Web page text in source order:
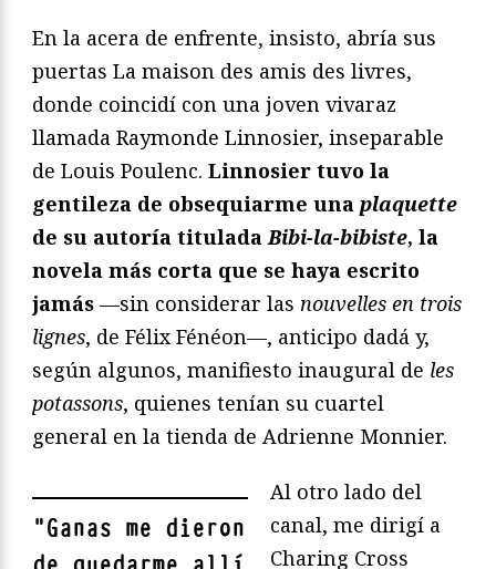
En la acera de enfrente, insisto, abría sus
puertas La maison des amis des livres,
donde coincidí con una joven vivaraz
llamada Raymonde Linnosier, inseparable
de Louis Poulenc. Linnosier tuvo la
gentileza de obsequiarme una plaquette
de su autoría titulada Bibi-la-bibiste, la
novela más corta que se haya escrito
jamás —sin considerar las nouvelles en trois
lignes, de Félix Fénéon—, anticipo dadá y,
según algunos, manifiesto inaugural de les
potassons, quienes tenían su cuartel
general en la tienda de Adrienne Monnier.
"Ganas me dieron
Al otro lado del
canal, me dirigí a
Charing Cross